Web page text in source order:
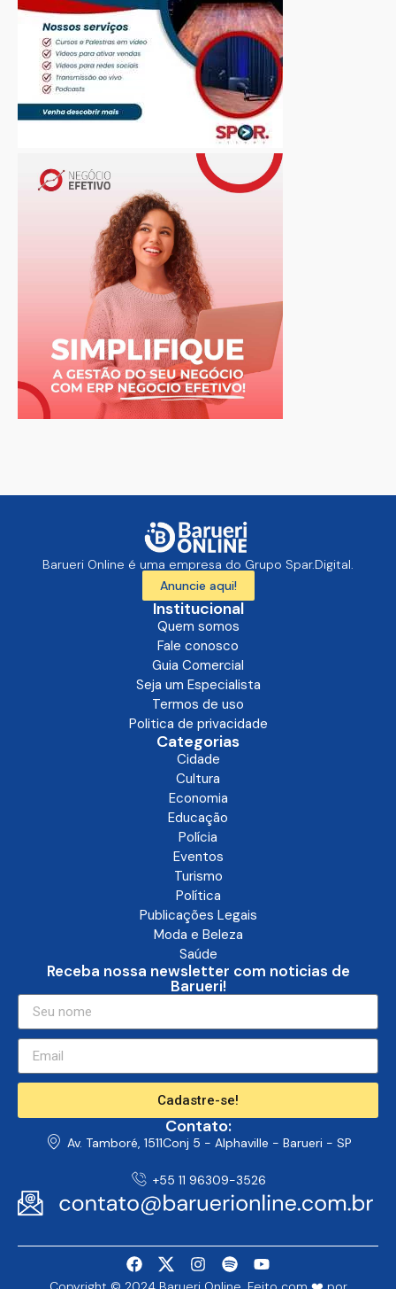
Barueri Online é uma empresa do Grupo Spar.Digital.
Anuncie aqui!
Institucional
Quem somos
Fale conosco
Guia Comercial
Seja um Especialista
Termos de uso
Politica de privacidade
Categorias
Cidade
Cultura
Economia
Educação
Polícia
Eventos
Turismo
Política
Publicações Legais
Moda e Beleza
Saúde
Receba nossa newsletter com noticias de
Barueri!
Cadastre-se!
Contato:
Av. Tamboré, 1511Conj 5 - Alphaville - Barueri - SP
+55 11 96309-3526